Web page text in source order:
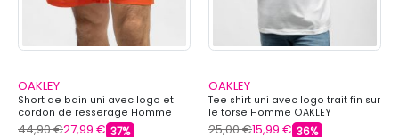
OAKLEY
Short de bain uni avec logo et
cordon de resserage Homme
OAKLEY
44,90 €27,99 € 37%
OAKLEY
Tee shirt uni avec logo trait fin sur
le torse Homme OAKLEY
25,00 €15,99 € 36%